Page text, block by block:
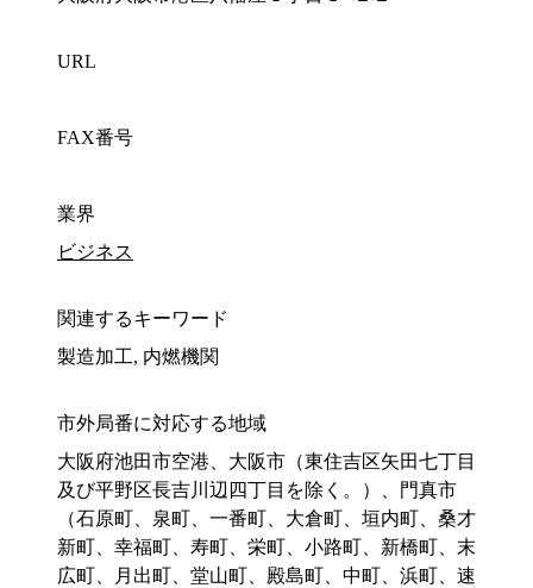
URL
FAX番号
業界
ビジネス
関連するキーワード
製造加工, 内燃機関
市外局番に対応する地域
大阪府池田市空港、大阪市（東住吉区矢田七丁目
及び平野区長吉川辺四丁目を除く。）、門真市
（石原町、泉町、一番町、大倉町、垣内町、桑才
新町、幸福町、寿町、栄町、小路町、新橋町、末
広町、月出町、堂山町、殿島町、中町、浜町、速